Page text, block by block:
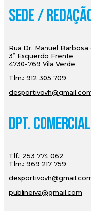
Sede /
Rua Dr. Manuel
3º Esquerdo Frente
4730-769 Vila Verde
Tlm.: 912 305 709
Dpt. Comercial
Tlf.: 253 774 062
Tlm.: 969 217 759
publineiva@gmail.com